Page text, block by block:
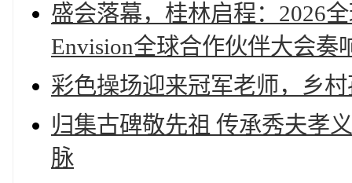
盛会落幕，桂林启程：2026
Envision全球合作伙伴大会奏
彩色操场迎来冠军老师，乡
归集古碑敬先祖 传承秀夫孝
脉